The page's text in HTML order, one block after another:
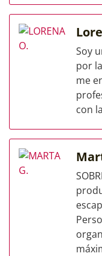
Soy
por
me
con